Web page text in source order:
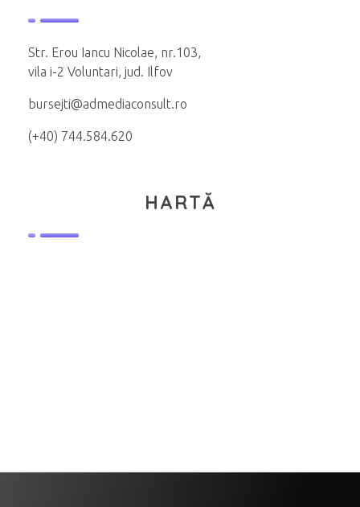
Str. Erou Iancu Nicolae, nr.103,
vila i-2 Voluntari, jud. Ilfov
bursejti@admediaconsult.ro
(+40) 744.584.620
HARTĂ